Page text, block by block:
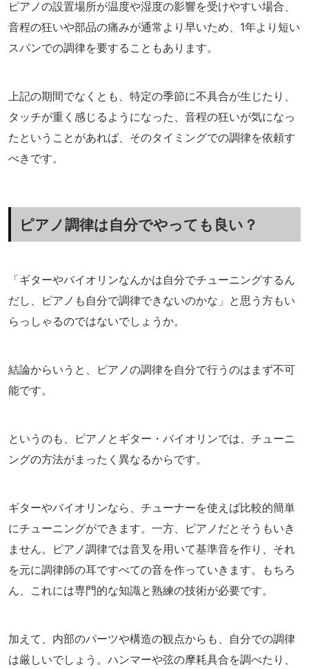
ピアノの設置場所が温度や湿度の影響を受けやすい場合、
音程の狂いや部品の痛みが通常より早いため、1年より短い
スパンでの調律を要することもあります。
上記の期間でなくとも、特定の季節に不具合が生じたり、
タッチが重く感じるようになった、音程の狂いが気になっ
たということがあれば、そのタイミングでの調律を依頼す
べきです。
ピアノ調律は自分でやっても良い？
「ギターやバイオリンなんかは自分でチューニングするん
だし、ピアノも自分で調律できないのかな」と思う方もい
らっしゃるのではないでしょうか。
結論からいうと、ピアノの調律を自分で行うのはまず不可
能です。
というのも、ピアノとギター・バイオリンでは、チューニ
ングの方法がまったく異なるからです。
ギターやバイオリンなら、チューナーを使えば比較的簡単
にチューニングができます。一方、ピアノだとそうもいき
ません。ピアノ調律では音叉を用いて基準音を作り、それ
を元に調律師の耳ですべての音を作っていきます。もちろ
ん、これには専門的な知識と熟練の技術が必要です。
加えて、内部のパーツや構造の観点からも、自分での調律
は厳しいでしょう。ハンマーや弦の摩耗具合を調べたり、